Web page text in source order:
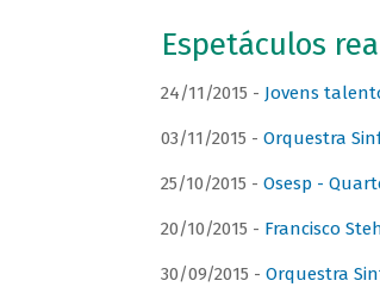
Espetáculos
24/11/2015 - Jovens
03/11/2015 - Orquestra
25/10/2015 - Osesp -
20/10/2015 - Francisco
30/09/2015 - Orquestra